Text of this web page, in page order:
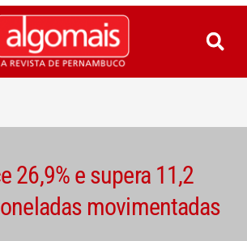
26,9% e supera 11,2
movimentadas